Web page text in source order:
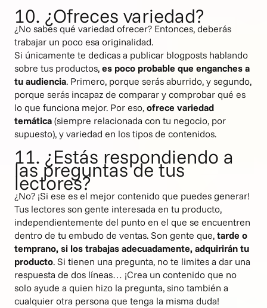
10. ¿Ofreces variedad?
¿No sabes qué variedad ofrecer? Entonces, deberás
trabajar un poco esa originalidad.
Si únicamente te dedicas a publicar blogposts hablando
sobre tus productos, es poco probable que enganches a
tu audiencia. Primero, porque serás aburrido, y segundo,
porque serás incapaz de comparar y comprobar qué es
lo que funciona mejor. Por eso, ofrece variedad
temática (siempre relacionada con tu negocio, por
supuesto), y variedad en los tipos de contenidos.
11. ¿Estás respondiendo a
las preguntas de tus
lectores?
¿No? ¡Si ese es el mejor contenido que puedes generar!
Tus lectores son gente interesada en tu producto,
independientemente del punto en el que se encuentren
dentro de tu embudo de ventas. Son gente que, tarde o
temprano, si los trabajas adecuadamente, adquirirán tu
producto. Si tienen una pregunta, no te limites a dar una
respuesta de dos líneas… ¡Crea un contenido que no
solo ayude a quien hizo la pregunta, sino también a
cualquier otra persona que tenga la misma duda!